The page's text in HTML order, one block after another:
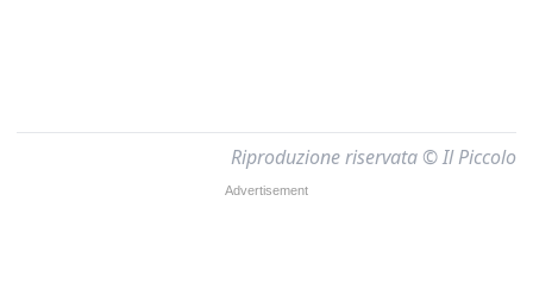
Riproduzione riservata © Il Piccolo